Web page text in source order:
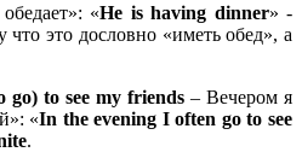
«He is having dinner» -
что это дословно «иметь обед», а
go) to see my friends – Вечером я
«In the evening I often go to see
.